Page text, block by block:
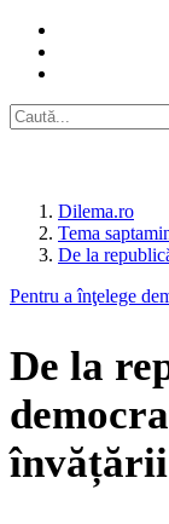
Dilema.ro
Tema
De la
Pentru a înţelege
De la
învățării